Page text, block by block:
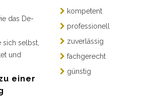
das De-
selbst,
und
einer
kompetent
professionell
zuverlässig
fachgerecht
günstig